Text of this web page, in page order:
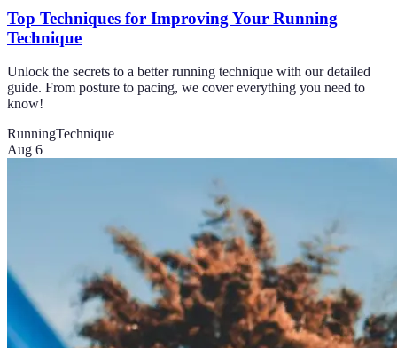
Top Techniques for Improving Your Running
Technique
Unlock the secrets to a better running technique with our detailed
guide. From posture to pacing, we cover everything you need to
know!
RunningTechnique
Aug 6